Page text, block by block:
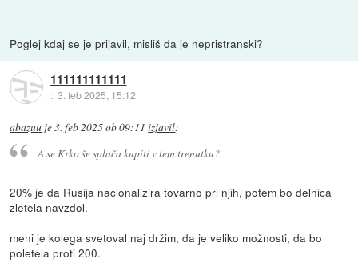
Poglej kdaj se je prijavil, misliš da je nepristranski?
111111111111
::3. feb 2025, 15:12
abazuu je3. feb 2025 ob 09:11 izjavil:
A se Krko še splača kupiti v tem trenutku?
20% je da Rusija nacionalizira tovarno pri njih, potem bo delnica
zletela navzdol.
meni je kolega svetoval naj držim, da je veliko možnosti, da bo
poletela proti 200.